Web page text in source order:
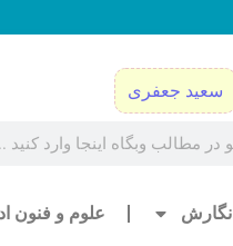
سعید جعفری
نگارش علوم و فنون